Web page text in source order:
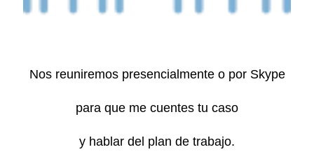
Nos reuniremos presencialmente o por Skype
para que me cuentes tu caso
y hablar del plan de trabajo.